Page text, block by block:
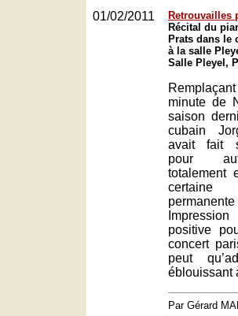
01/02/2011
Retrouvailles
Récital du
Prats dans le
à la salle
Salle Pleyel,
minute de
saison
cubain
avait fait
pour
totalement
positive
concert
peut
éblouissant
Par Gérard